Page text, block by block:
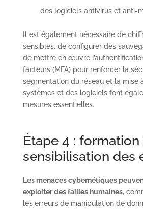
des logiciels antivirus et anti-
Il est également nécessaire de
sensibles, de configurer des
de mettre en œuvre
facteurs (MFA) pour renforcer la
segmentation du réseau et la mise
systèmes et des logiciels font
mesures essentielles.
Étape 4 : formation
sensibilisation des
Les menaces cybernétiques
exploiter des failles humaines,
les erreurs de manipulation de